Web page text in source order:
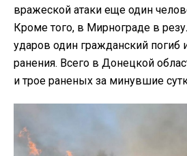
вражеской атаки еще один
Кроме того, в Мирнограде в
ударов один гражданский погиб
ранения. Всего в Донецкой
и трое раненых за минувшие